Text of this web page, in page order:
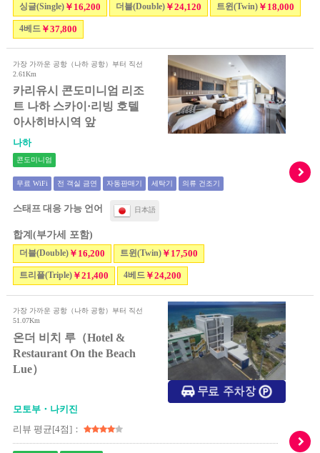
싱글(Single)￥16,200 더블(Double)￥24,120 트윈(Twin)￥18,000
4베드￥37,800
가장 가까운 공항（나하 공항）부터 직선
2.61Km
카리유시 콘도미니엄 리조
트 나하 스카이·리빙 호텔
아사히바시역 앞
나하
콘도미니엄
무료 WiFi 전 객실 금연 자동판매기 세탁기 의류 건조기
스태프 대응 가능 언어 日本語
합계(부가세 포함)
더블(Double)￥16,200 트윈(Twin)￥17,500
트리플(Triple)￥21,400 4베드￥24,200
가장 가까운 공항（나하 공항）부터 직선
51.07Km
온더 비치 루（Hotel &
Restaurant On the Beach
Lue）
모토부・나키진
리뷰 평균[4점]：